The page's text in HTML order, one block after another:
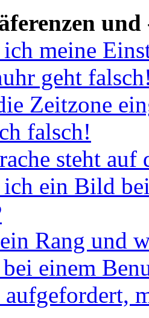
und
meine
geht
Zeitzone
falsch!
steht
ein Bild
Rang und
einem